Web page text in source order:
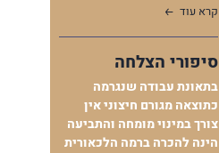
קרא עוד
סיפורי הצלחה
בתאונת עבודה שנגרמה
כתוצאה מגורם חיצוני אין
צורך במינוי מומחה והתביעה
הינה להכרה ברמה הלכאורית